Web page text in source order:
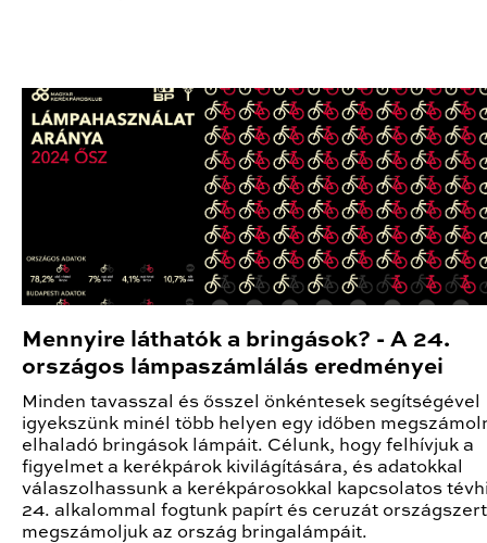
Mennyire láthatók a bringások? - A 24.
országos lámpaszámlálás eredményei
Minden tavasszal és ősszel önkéntesek segítségével
igyekszünk minél több helyen egy időben
elhaladó bringások lámpáit. Célunk, hogy felhívjuk a
figyelmet a kerékpárok kivilágítására, és adatokkal
válaszolhassunk a kerékpárosokkal kapcsolatos
24. alkalommal fogtunk papírt és ceruzát
megszámoljuk az ország bringalámpáit.